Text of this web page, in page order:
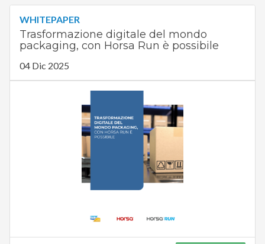
WHITEPAPER
Trasformazione digitale del mondo
packaging, con Horsa Run è possibile
04 Dic 2025